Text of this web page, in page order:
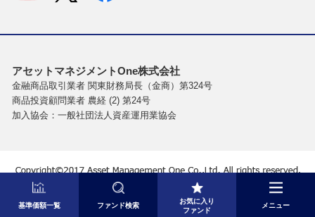
基準価額一覧 ファンド検索
お気に入り
ファンド
メニュー
アセットマネジメントOne株式会社
金融商品取引業者 関東財務局長（金商）第324号
商品投資顧問業者 農経 (2) 第24号
加入協会：一般社団法人資産運用業協会